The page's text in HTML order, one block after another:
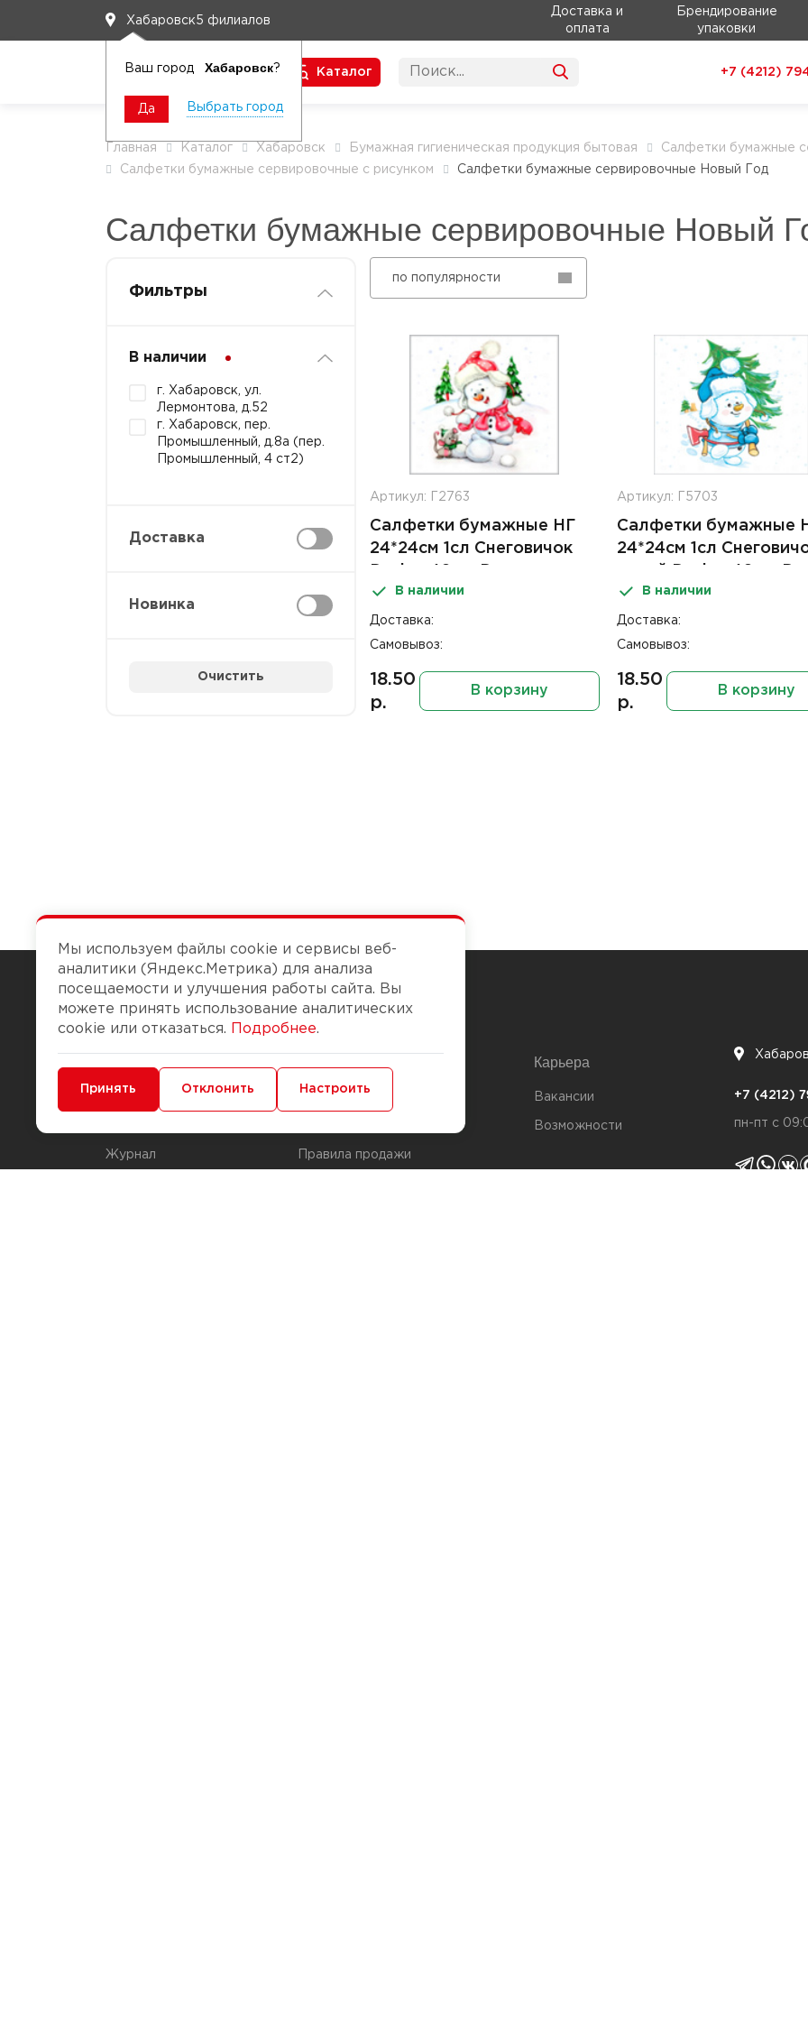
Хабаровск5 филиалов
Ваш город Хабаровск?
Да Выбрать город
Доставка и
оплата
Брендирование
упаковки
Каталог +7 (4212)
Главная Каталог Хабаровск Бумажная гигиеническая продукция бытовая
Салфетки бумажные
Салфетки бумажные сервировочные с рисунком
Салфетки бумажные сервировочные Новый Год
Салфетки бумажные сервировочные Новый
Фильтры
В наличии
г. Хабаровск, ул.
Лермонтова, д.52
г. Хабаровск, пер.
Промышленный, д.8а (пер.
Промышленный, 4 ст2)
Доставка
Новинка
Очистить
по популярности
Артикул: Г2763
Салфетки бумажные НГ
24*24см 1сл Снеговичок
В наличии
Доставка:
Самовывоз:
18.50
р.
В корзину
Артикул: Г5703
Салфетки бумажные
24*24см 1сл
В наличии
Доставка:
Самовывоз:
18.50
р.
В корзину
Чтобы вам легко работалось
Журнал
Доставка и оплата
Правила продажи
Карьера
Вакансии
Возможности
+7 (4212)
пн-пт с
Мы используем файлы cookie и сервисы веб-
аналитики (Яндекс.Метрика) для анализа
посещаемости и улучшения работы сайта. Вы
можете принять использование аналитических
cookie или отказаться.
Подробнее.
Минимальные Функциональные/Аналитические
Принять Отклонить Настроить